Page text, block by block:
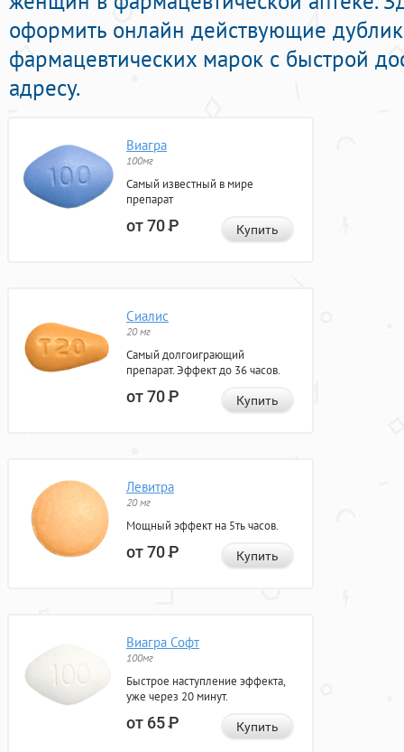
оформить онлайн действующие
фармацевтических марок с быстрой
адресу.
Виагра
100мг
Самый известный в мире
препарат
от 70Р Купить
Сиалис
20 мг
Самый долгоиграющий
препарат. Эффект до 36 часов.
от 70Р Купить
Левитра
20 мг
Мощный эффект на 5ть часов.
от 70Р Купить
Виагра Софт
100мг
Быстрое наступление эффекта,
уже через 20 минут.
от 65Р Купить